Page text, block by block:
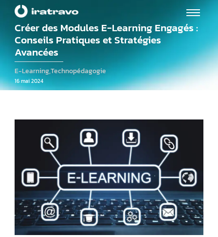
Créer des Modules E-Learning Engagés :
Conseils Pratiques et Stratégies
Avancées
E-Learning,Technopédagogie
16 mai 2024